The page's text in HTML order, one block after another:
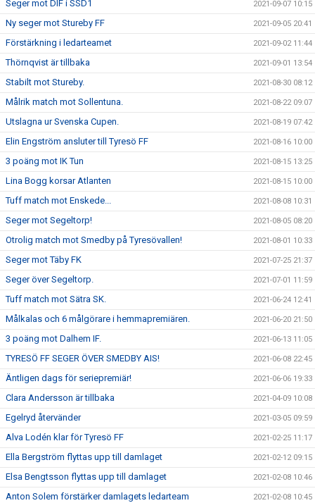
Seger mot DIF i SSD1 2021-09-07 10:15
Ny seger mot Stureby FF 2021-09-05 20:41
Förstärkning i ledarteamet 2021-09-02 11:44
Thörnqvist är tillbaka 2021-09-01 13:54
Stabilt mot Stureby. 2021-08-30 08:12
Målrik match mot Sollentuna. 2021-08-22 09:07
Utslagna ur Svenska Cupen. 2021-08-19 07:42
Elin Engström ansluter till Tyresö FF 2021-08-16 10:00
3 poäng mot IK Tun 2021-08-15 13:25
Lina Bogg korsar Atlanten 2021-08-15 10:00
Tuff match mot Enskede... 2021-08-08 10:31
Seger mot Segeltorp! 2021-08-05 08:20
Otrolig match mot Smedby på Tyresövallen! 2021-08-01 10:33
Seger mot Täby FK 2021-07-25 21:37
Seger över Segeltorp. 2021-07-01 11:59
Tuff match mot Sätra SK. 2021-06-24 12:41
Målkalas och 6 målgörare i hemmapremiären. 2021-06-20 21:50
3 poäng mot Dalhem IF. 2021-06-13 11:05
TYRESÖ FF SEGER ÖVER SMEDBY AIS! 2021-06-08 22:45
Äntligen dags för seriepremiär! 2021-06-06 19:33
Clara Andersson är tillbaka 2021-04-09 10:08
Egelryd återvänder 2021-03-05 09:59
Alva Lodén klar för Tyresö FF 2021-02-25 11:17
Ella Bergström flyttas upp till damlaget 2021-02-12 09:15
Elsa Bengtsson flyttas upp till damlaget 2021-02-08 10:46
Anton Solem förstärker damlagets ledarteam 2021-02-08 10:45